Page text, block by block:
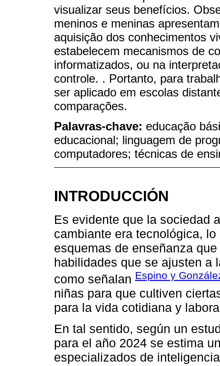
visualizar seus benefícios.
meninos e meninas
aquisição dos conhecimentos
estabelecem mecanismos de
informatizados, ou na
controle. . Portanto, para
ser aplicado em escolas
comparações.
Palavras-chave: educação
educacional; linguagem de
computadores; técnicas de
INTRODUCCIÓN
Es evidente que la sociedad
cambiante era tecnológica,
esquemas de enseñanza
habilidades que se ajusten a
como señalan Espino y
niñas para que cultiven
para la vida cotidiana y
En tal sentido, según un
para el año 2024 se estima
especializados de